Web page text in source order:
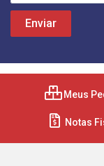
Meus
Notas